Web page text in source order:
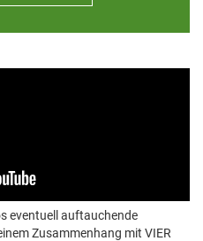
eventuell auftauchende
Zusammenhang mit VIER